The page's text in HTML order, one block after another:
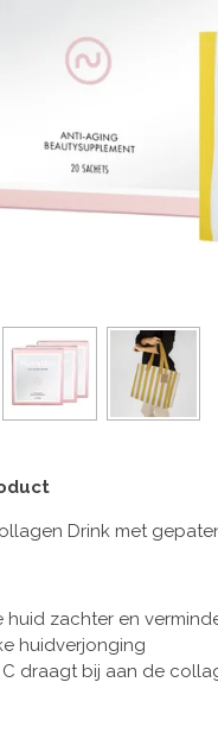
Drink met
huid zachter en
huidverjonging
C draagt bij aan de